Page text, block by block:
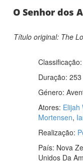
O Senhor dos
Título original: The
Classificação:
Duração:
Género:
Atores: Elijah
Mortensen,
Realização:
País: Nova
Unidos Da